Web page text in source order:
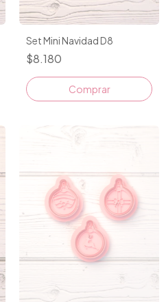
Set Mini Navidad D8
$8.180